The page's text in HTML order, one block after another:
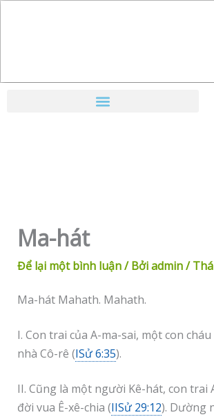
Ma-hát
Để lại một bình luận/ Bởiadmin/
Ma-hát Mahath. Mahath.
I. Con trai của A-ma-sai, một con
nhà Cô-rê (ISử 6:35).
II. Cũng là một người Kê-hát, con trai
đời vua Ê-xê-chia (IISử 29:12). Dường